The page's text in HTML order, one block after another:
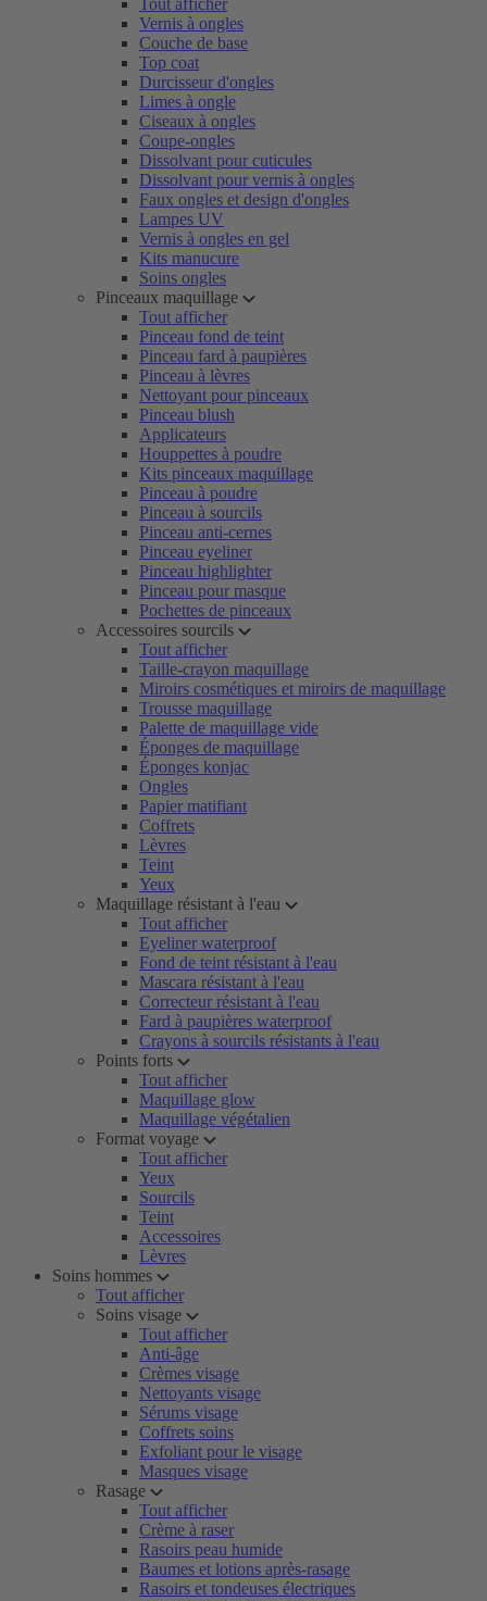
Tout afficher
Vernis à ongles
Couche de base
Top coat
Durcisseur d'ongles
Limes à ongle
Ciseaux à ongles
Coupe-ongles
Dissolvant pour cuticules
Dissolvant pour vernis à ongles
Faux ongles et design d'ongles
Lampes UV
Vernis à ongles en gel
Kits manucure
Soins ongles
Pinceaux maquillage
Tout afficher
Pinceau fond de teint
Pinceau fard à paupières
Pinceau à lèvres
Nettoyant pour pinceaux
Pinceau blush
Applicateurs
Houppettes à poudre
Kits pinceaux maquillage
Pinceau à poudre
Pinceau à sourcils
Pinceau anti-cernes
Pinceau eyeliner
Pinceau highlighter
Pinceau pour masque
Pochettes de pinceaux
Accessoires sourcils
Tout afficher
Taille-crayon maquillage
Miroirs cosmétiques et miroirs de maquillage
Trousse maquillage
Palette de maquillage vide
Éponges de maquillage
Éponges konjac
Ongles
Papier matifiant
Coffrets
Lèvres
Teint
Yeux
Maquillage résistant à l'eau
Tout afficher
Eyeliner waterproof
Fond de teint résistant à l'eau
Mascara résistant à l'eau
Correcteur résistant à l'eau
Fard à paupières waterproof
Crayons à sourcils résistants à l'eau
Points forts
Tout afficher
Maquillage glow
Maquillage végétalien
Format voyage
Tout afficher
Yeux
Sourcils
Teint
Accessoires
Lèvres
Soins hommes
Tout afficher
Soins visage
Tout afficher
Anti-âge
Crèmes visage
Nettoyants visage
Sérums visage
Coffrets soins
Exfoliant pour le visage
Masques visage
Rasage
Tout afficher
Crème à raser
Rasoirs peau humide
Baumes et lotions après-rasage
Rasoirs et tondeuses électriques